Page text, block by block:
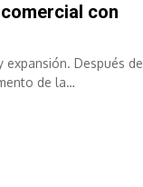
con
expansión. Después de
de la